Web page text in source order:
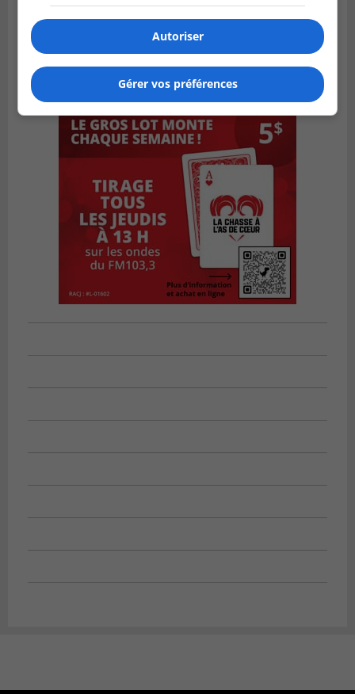
Autoriser
Gérer vos préférences